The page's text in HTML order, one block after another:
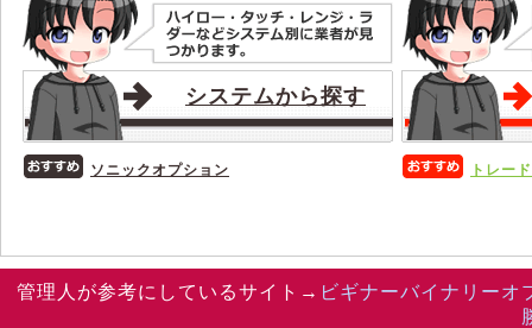
システムから探す
ソニックオプション トレー
管理人が参考にしているサイト→ ビギナーバイナリーオ